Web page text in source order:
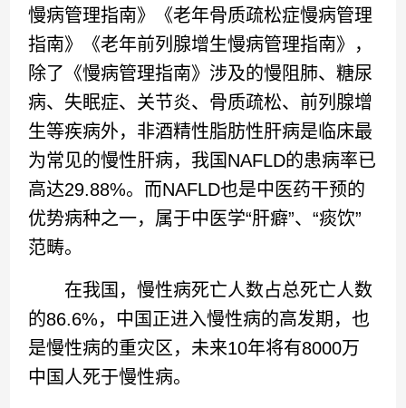
慢病管理指南》《老年骨质疏松症慢病管理
指南》《老年前列腺增生慢病管理指南》，
除了《慢病管理指南》涉及的慢阻肺、糖尿
病、失眠症、关节炎、骨质疏松、前列腺增
生等疾病外，非酒精性脂肪性肝病是临床最
为常见的慢性肝病，我国NAFLD的患病率已
高达29.88%。而NAFLD也是中医药干预的
优势病种之一，属于中医学“肝癖”、“痰饮”
范畴。
在我国，慢性病死亡人数占总死亡人数
的86.6%，中国正进入慢性病的高发期，也
是慢性病的重灾区，未来10年将有8000万
中国人死于慢性病。